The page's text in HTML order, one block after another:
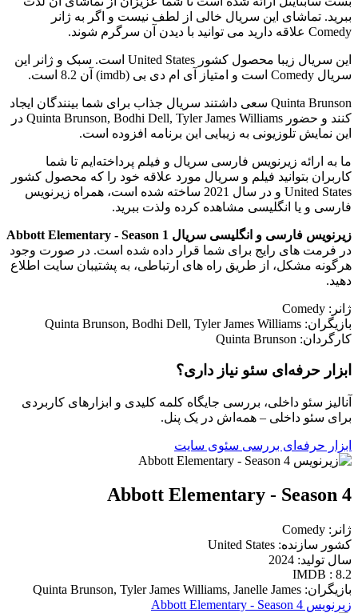
ببرید. تماشای این سریال خالی از لطف نیست و اگر به ژانر
Comedy علاقه دارید می توانید با دیدن آن سرگرم شوند.
این سریال زیبا محصول کشور United States است. سبک و ژانر این
سریال Comedy است و امتیاز آی ام دی بی (imdb) آن 8.2 است.
Quinta Brunson سعی داشتند سریال جذاب برای شما بینندگان ایجاد
کنند و حضور Quinta Brunson, Bodhi Dell, Tyler James Williams در
این نمایش تلوزیونی به زیبایی این برنامه افزوده است.
ما به ارائه زیرنویس فارسی سریال و فیلم پرداخته‌ایم تا شما
کاربران بتوانید فیلم و سریال مورد علاقه خود را که محصول کشور
United States و در سال 2021 ساخته شده است، همراه زیرنویس
فارسی و یا انگلیسی مشاهده کرده ولذت ببرید.
زیرنویس فارسی و انگلیسی سریال Abbott Elementary - Season 1
در فرمت های رایج برای شما قرار داده شده است. در صورت وجود
هرگونه مشکل، از طریق راه های ارتباطی، به پشتیبان سایت اطلاع
دهید.
ژانر: Comedy
بازیگران: Quinta Brunson, Bodhi Dell, Tyler James Williams
کارگردان: Quinta Brunson
ابزار حرفه‌ای سئو نیاز داری؟
آنالیز سئو داخلی، بررسی جایگاه کلمه کلیدی و ابزارهای کاربردی
برای سئو داخلی – همه‌اش در یک پنل.
ابزار حرفه‌ای بررسی سئوی سایت
Abbott Elementary - Season 4
ژانر: Comedy
کشور سازنده: United States
سال تولید: 2024
IMDB : 8.2
بازیگران: Quinta Brunson, Tyler James Williams, Janelle James
زیرنویس Abbott Elementary - Season 4